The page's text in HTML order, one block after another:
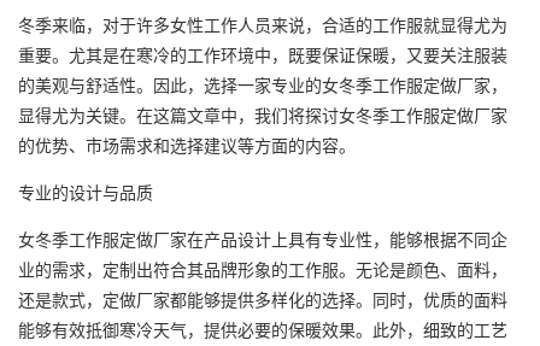
冬季来临，对于许多女性工作人员来说，合适的工作服就显得尤为
重要。尤其是在寒冷的工作环境中，既要保证保暖，又要关注服装
的美观与舒适性。因此，选择一家专业的女冬季工作服定做厂家，
显得尤为关键。在这篇文章中，我们将探讨女冬季工作服定做厂家
的优势、市场需求和选择建议等方面的内容。
专业的设计与品质
女冬季工作服定做厂家在产品设计上具有专业性，能够根据不同企
业的需求，定制出符合其品牌形象的工作服。无论是颜色、面料，
还是款式，定做厂家都能够提供多样化的选择。同时，优质的面料
能够有效抵御寒冷天气，提供必要的保暖效果。此外，细致的工艺